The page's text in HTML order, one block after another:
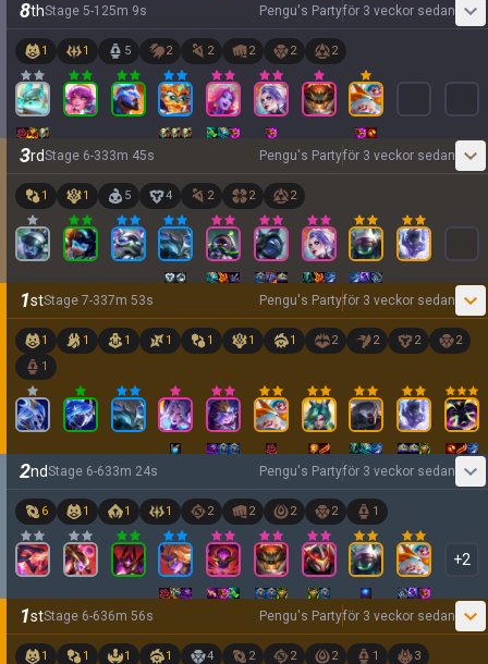
8thStage 5-1 25m 9s Pengu's Partyför 3 veckor sedan
1 1 5 2 2 2 2 2
3rdStage 6-333m 45s Pengu's Partyför 3 veckor sedan
1 1 5 4 2 2 2
1stStage 7-337m 53s Pengu's Partyför 3 veckor sedan
1 1 1 1 1 1 1 2 2 2
2
1
2ndStage 6-633m 24s Pengu's Partyför 3 veckor sedan
6 1 1 1 2 2 2 2 1
+2
1stStage 6-636m 56s Pengu's Partyför 3 veckor sedan
1 1 1 1 4 2 2 2 1 3